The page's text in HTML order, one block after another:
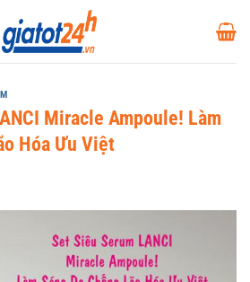
Miracle Ampoule! Làm
Hóa Ưu Việt